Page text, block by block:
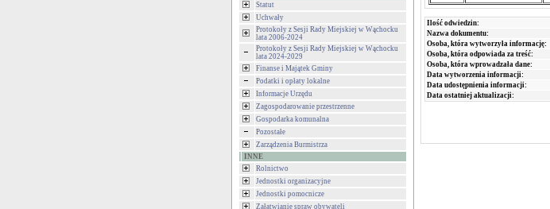
Statut
Uchwały
Protokoły z Sesji Rady Miejskiej w Wąchocku
lata 2006-2024
Protokoły z Sesji Rady Miejskiej w Wąchocku
lata 2024-2029
Finanse i Majątek Gminy
Podatki i opłaty lokalne
Informacje Urzędu
Zagospodarowanie przestrzenne
Gospodarka komunalna
Pozostałe
Zarządzenia Burmistrza
INNE
Rolnictwo
Jednostki organizacyjne
Jednostki pomocnicze
Załatwianie spraw obywateli
Ilość odwiedzin:
Nazwa dokumentu:
Osoba, która wytworzyła informację:
Osoba, która odpowiada za treść:
Osoba, która wprowadzała dane:
Data wytworzenia informacji:
Data udostępnienia informacji:
Data ostatniej aktualizacji: